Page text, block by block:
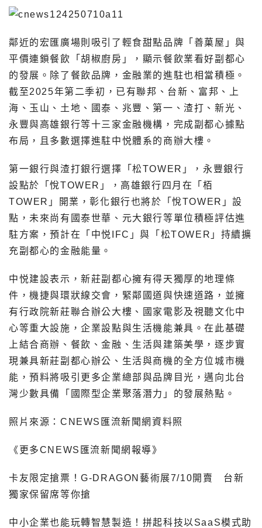
鄰近的宏匯廣場則吸引了輕食甜點品牌「善菓屋」與
平價連鎖餐飲「胡椒廚房」，顯示餐飲業看好副都心
的發展。除了餐飲品牌，金融業的進駐也相當積極。
截至2025年第二季初，已有聯邦、台新、富邦、上
海、玉山、土地、國泰、兆豐、第一、渣打、新光、
永豐與高雄銀行等十三家金融機構，完成副都心據點
布局，且多數選擇進駐中悦體系的商辦大樓。
第一銀行與渣打銀行選擇「松TOWER」，永豐銀行
設點於「悅TOWER」，高雄銀行四月在「栢
TOWER」開業，彰化銀行也將於「悅TOWER」設
點，未來尚有國泰世華、元大銀行等單位積極評估進
駐方案，預計在「中悦IFC」與「松TOWER」持續擴
充副都心的金融能量。
中悦建設表示，新莊副都心擁有得天獨厚的地理條
件，機捷與環狀線交會，緊鄰國道與快速道路，並擁
有行政院新莊聯合辦公大樓、國家電影及視聽文化中
心等重大設施，企業設點與生活機能兼具。在此基礎
上結合商辦、餐飲、金融、生活與建築美學，逐步實
現兼具新莊副都心辦公、生活與商機的全方位城市機
能，預料將吸引更多企業總部與品牌目光，邁向北台
灣少數具備「國際型企業聚落潛力」的發展熱點。
照片來源：CNEWS匯流新聞網資料照
《更多CNEWS匯流新聞網報導》
卡友限定搶票！G-DRAGON藝術展7/10開賣 台新
獨家保留席等你搶
中小企業也能玩轉智慧製造！拼起科技以SaaS模式助